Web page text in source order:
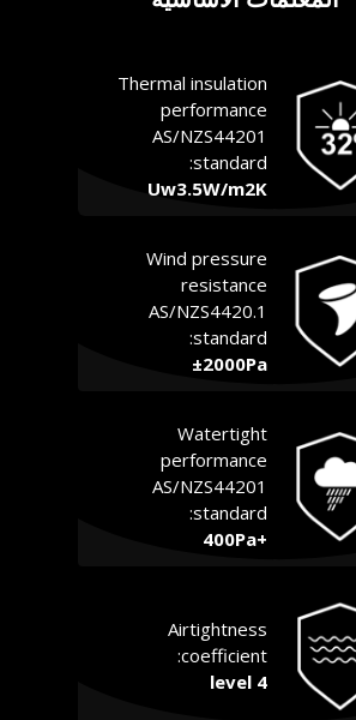
Thermal insulation
performance
AS/NZS44201
standard:
Uw3.5W/m2K
Wind pressure
resistance
AS/NZS4420.1
standard:
±2000Pa
Watertight
performance
AS/NZS44201
standard:
Airtightness
coefficient:
level 4